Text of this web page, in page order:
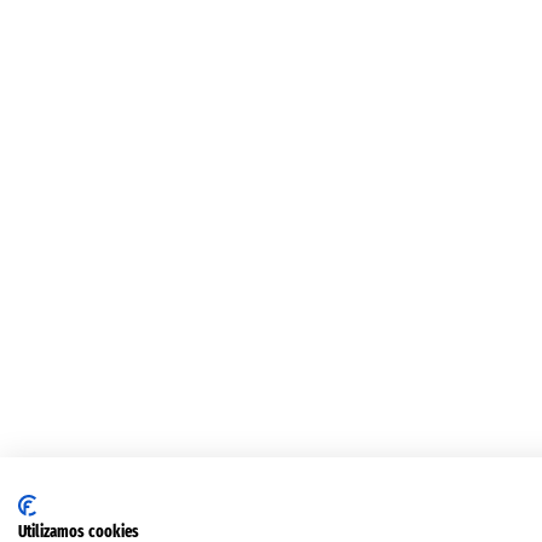
Utilizamos cookies